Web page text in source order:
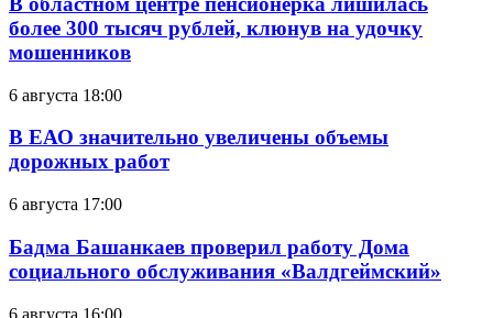
более 300 тысяч рублей, клюнув на удочку
мошенников
6 августа 18:00
В ЕАО значительно увеличены объемы
дорожных работ
6 августа 17:00
Бадма Башанкаев проверил работу Дома
социального обслуживания «Валдгеймский»
6 августа 16:00